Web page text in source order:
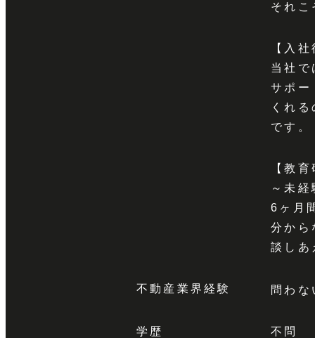
それこ
【入
当社で
サポー
くれ
です。
【教
～未
6ヶ月
分から
談しあ
不動産業界経験 問わな
学歴 不問